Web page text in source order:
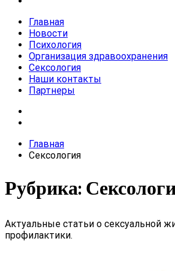
Главная
Новости
Психология
Организация здравоохранения
Сексология
Наши контакты
Партнеры
Главная
Сексология
Рубрика:
Актуальные статьи о сексуальной
профилактики.